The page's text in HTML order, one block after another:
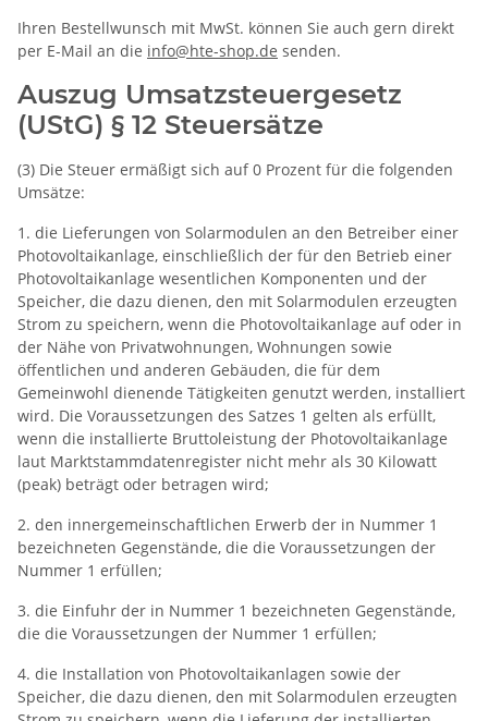
Ihren Bestellwunsch mit MwSt. können Sie auch gern direkt
per E-Mail an die info@hte-shop.de senden.
Auszug Umsatzsteuergesetz
(UStG) § 12 Steuersätze
(3) Die Steuer ermäßigt sich auf 0 Prozent für die folgenden
Umsätze:
1. die Lieferungen von Solarmodulen an den Betreiber einer
Photovoltaikanlage, einschließlich der für den Betrieb einer
Photovoltaikanlage wesentlichen Komponenten und der
Speicher, die dazu dienen, den mit Solarmodulen erzeugten
Strom zu speichern, wenn die Photovoltaikanlage auf oder in
der Nähe von Privatwohnungen, Wohnungen sowie
öffentlichen und anderen Gebäuden, die für dem
Gemeinwohl dienende Tätigkeiten genutzt werden, installiert
wird. Die Voraussetzungen des Satzes 1 gelten als erfüllt,
wenn die installierte Bruttoleistung der Photovoltaikanlage
laut Marktstammdatenregister nicht mehr als 30 Kilowatt
(peak) beträgt oder betragen wird;
2. den innergemeinschaftlichen Erwerb der in Nummer 1
bezeichneten Gegenstände, die die Voraussetzungen der
Nummer 1 erfüllen;
3. die Einfuhr der in Nummer 1 bezeichneten Gegenstände,
die die Voraussetzungen der Nummer 1 erfüllen;
4. die Installation von Photovoltaikanlagen sowie der
Speicher, die dazu dienen, den mit Solarmodulen erzeugten